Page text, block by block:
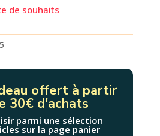
de souhaits
offert à partir
30€ d'achats
parmi une sélection
sur la page panier